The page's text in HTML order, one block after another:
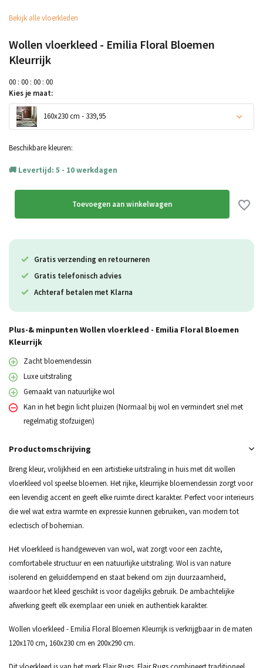
Bekijk alle vloerkleden
Wollen vloerkleed - Emilia Floral Bloemen
Kleurrijk
00 : 00 : 00 : 00
Kies je maat:
160x230 cm - 339,95
Beschikbare kleuren:
Levertijd: 5 - 10 werkdagen
Toevoegen aan winkelwagen
Gratis verzending en retourneren
Gratis telefonisch advies
Achteraf betalen met Klarna
Plus-& minpunten Wollen vloerkleed - Emilia Floral Bloemen
Kleurrijk
Zacht bloemendessin
Luxe uitstraling
Gemaakt van natuurlijke wol
Kan in het begin licht pluizen (Normaal bij wol en vermindert snel met
regelmatig stofzuigen)
Productomschrijving
Breng kleur, vrolijkheid en een artistieke uitstraling in huis met dit wollen
vloerkleed vol speelse bloemen. Het rijke, kleurrijke bloemendessin zorgt voor
een levendig accent en geeft elke ruimte direct karakter. Perfect voor interieurs
die wel wat extra warmte en expressie kunnen gebruiken, van modern tot
eclectisch of bohemian.
Het vloerkleed is handgeweven van wol, wat zorgt voor een zachte,
comfortabele structuur en een natuurlijke uitstraling. Wol is van nature
isolerend en geluiddempend en staat bekend om zijn duurzaamheid,
waardoor het kleed geschikt is voor dagelijks gebruik. De ambachtelijke
afwerking geeft elk exemplaar een uniek en authentiek karakter.
Wollen vloerkleed - Emilia Floral Bloemen Kleurrijk is verkrijgbaar in de maten
120x170 cm, 160x230 cm en 200x290 cm.